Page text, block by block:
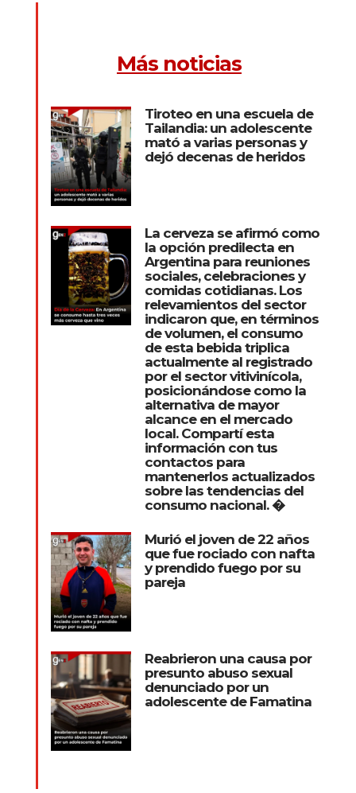
Más noticias
Tiroteo en una escuela de
Tailandia: un adolescente
mató a varias personas y
dejó decenas de heridos
La cerveza se afirmó como
la opción predilecta en
Argentina para reuniones
sociales, celebraciones y
comidas cotidianas. Los
relevamientos del sector
indicaron que, en términos
de volumen, el consumo
de esta bebida triplica
actualmente al registrado
por el sector vitivinícola,
posicionándose como la
alternativa de mayor
alcance en el mercado
local. Compartí esta
información con tus
contactos para
mantenerlos actualizados
sobre las tendencias del
consumo nacional. �
Murió el joven de 22 años
que fue rociado con nafta
y prendido fuego por su
pareja
Reabrieron una causa por
presunto abuso sexual
denunciado por un
adolescente de Famatina